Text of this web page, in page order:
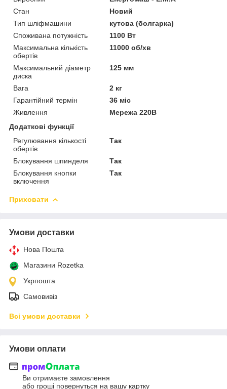
Стан
Новий
Тип шліфмашини
кутова (болгарка)
Споживана потужність
1100 Вт
Максимальна кількість
обертів
11000 об/хв
Максимальний діаметр
диска
125 мм
Вага
2 кг
Гарантійний термін
36 міс
Живлення
Мережа 220В
Додаткові функції
Регулювання кількості
обертів
Так
Блокування шпинделя
Так
Блокування кнопки
включення
Так
Приховати
Умови доставки
Нова Пошта
Магазини Rozetka
Укрпошта
Самовивіз
Всі умови доставки
Умови оплати
Ви отримаєте замовлення
або гроші повернуться на вашу картку